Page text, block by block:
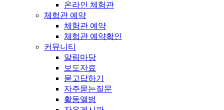
온라인 체험관
체험관 예약
체험관 예약
체험관 예약확인
커뮤니티
알림마당
보도자료
묻고답하기
자주묻는질문
활동앨범